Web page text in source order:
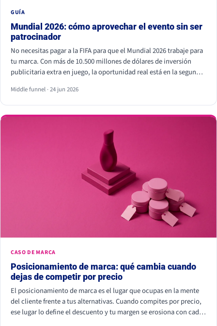
GUÍA
Mundial 2026: cómo aprovechar el evento sin ser
patrocinador
No necesitas pagar a la FIFA para que el Mundial 2026 trabaje para
tu marca. Con más de 10.500 millones de dólares de inversión
publicitaria extra en juego, la oportunidad real está en la segunda
estadio. Eso sí, hay líneas que no se cruzan: usar los símbolos
oficiales de la FIFA puede salir muy caro.
Middle funnel · 24 jun 2026
CASO DE MARCA
Posicionamiento de marca: qué cambia cuando
dejas de competir por precio
El posicionamiento de marca es el lugar que ocupas en la mente
del cliente frente a tus alternativas. Cuando compites por precio,
ese lugar lo define el descuento y tu margen se erosiona con cada